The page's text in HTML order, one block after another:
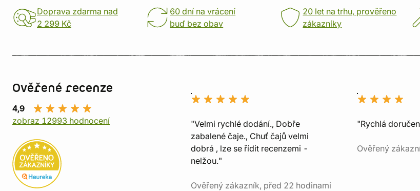
Doprava zdarma nad
2 299 Kč
60 dní na vrácení
buď bez obav
20 let na trhu, prověřeno
zákazníky
Ověřené recenze
4,9
zobraz 12993 hodnocení
"Velmi rychlé dodání., Dobře
zabalené čaje., Chuť čajů velmi
dobrá , lze se řídit recenzemi -
nelžou."
Ověřený zákazník, před 22 hodinami
"Rychlá
Ověřený